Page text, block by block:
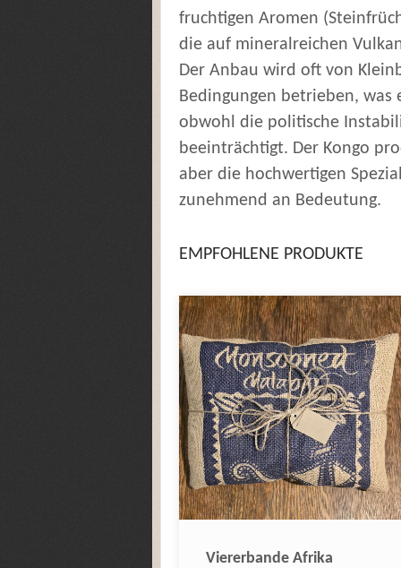
fruchtigen Aromen
die auf mineralreichen
Der Anbau wird oft von
Bedingungen betrieben, was
obwohl die politische
beeinträchtigt. Der Kongo
aber die hochwertigen
zunehmend an Bedeutung.
EMPFOHLENE PRODUKTE
Viererbande Afrika